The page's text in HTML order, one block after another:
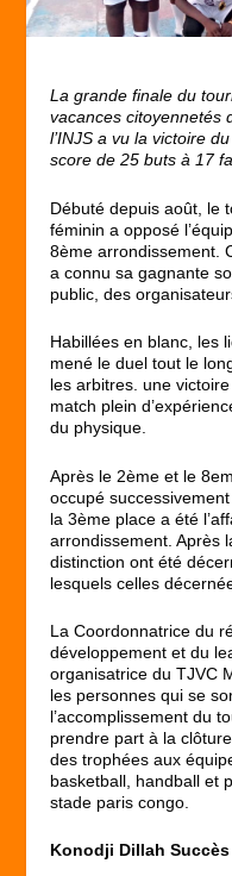
La grande finale du
vacances citoyennetés
l’INJS a vu la victoire
score de 25 buts à 17
Débuté depuis août, le
féminin a opposé
8ème arrondissement.
a connu sa gagnante
public, des
Habillées en blanc, les
mené le duel tout le
les arbitres. une
match plein
du physique.
Après le 2ème et le
occupé
la 3ème place a été
arrondissement. Après
distinction ont été
lesquels celles
La Coordonnatrice du
développement et du
organisatrice du TJVC
les personnes qui se
l’accomplissement du
prendre part à la
des trophées aux
basketball, handball et
stade paris congo.
Konodji Dillah Succès